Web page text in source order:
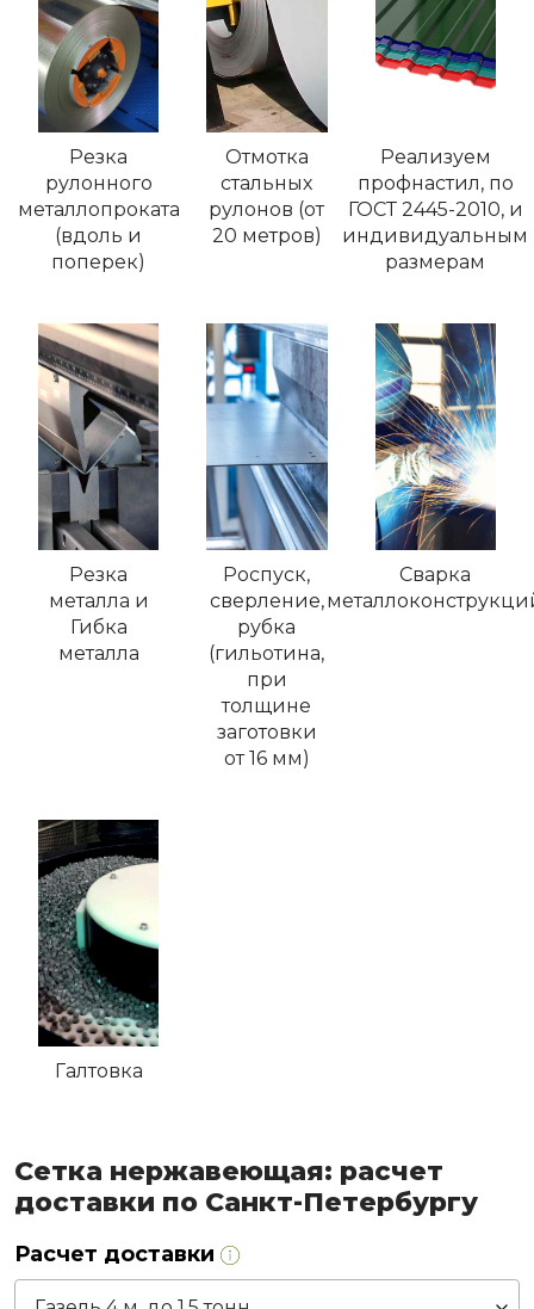
Резка
рулонного
металлопроката
(вдоль и
поперек)
Отмотка
стальных
рулонов (от
20 метров)
Реализуем
профнастил, по
ГОСТ 2445-2010, и
индивидуальным
размерам
Резка
металла и
Гибка
металла
Роспуск,
сверление,
рубка
(гильотина,
при
толщине
заготовки
от 16 мм)
Сварка
Галтовка
Сетка нержавеющая: расчет
доставки по Санкт-Петербургу
Расчет доставки